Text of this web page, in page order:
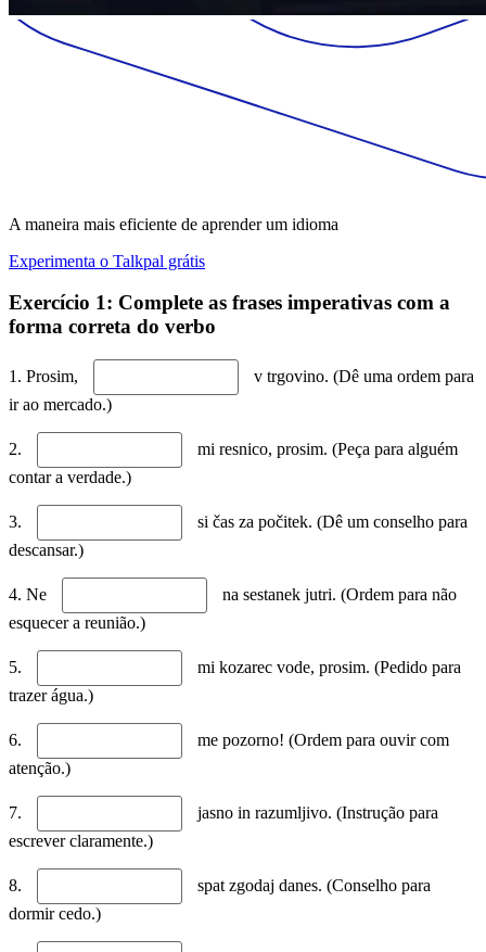
A maneira mais eficiente de aprender um idioma
Experimenta o Talkpal grátis
Exercício 1: Complete as frases imperativas com a
forma correta do verbo
1. Prosim,
v trgovino. (Dê uma ordem para
ir ao mercado.)
2.
mi resnico, prosim. (Peça para alguém
contar a verdade.)
3.
si čas za počitek. (Dê um conselho para
descansar.)
4. Ne
na sestanek jutri. (Ordem para não
esquecer a reunião.)
5.
mi kozarec vode, prosim. (Pedido para
trazer água.)
6.
me pozorno! (Ordem para ouvir com
atenção.)
7.
jasno in razumljivo. (Instrução para
escrever claramente.)
8.
spat zgodaj danes. (Conselho para
dormir cedo.)